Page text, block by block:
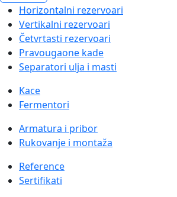
Horizontalni rezervoari
Vertikalni rezervoari
Četvrtasti rezervoari
Pravougaone kade
Separatori ulja i masti
Kace
Fermentori
Armatura i pribor
Rukovanje i montaža
Reference
Sertifikati